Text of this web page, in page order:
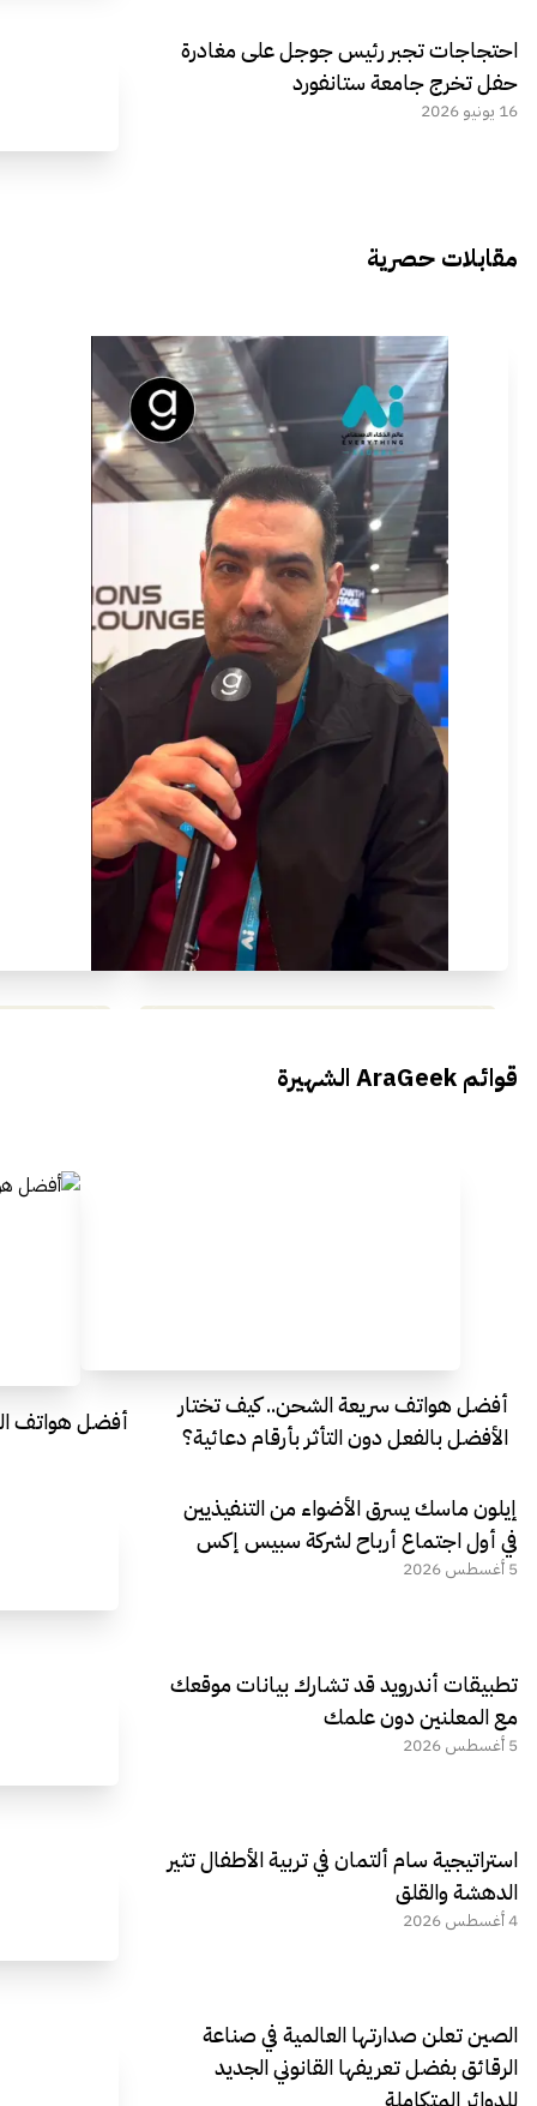
احتجاجات تجبر رئيس جوجل على مغادرة
حفل تخرج جامعة ستانفورد
16 يونيو 2026
مقابلات حصرية
Everything Egypt
قوائم AraGeek الشهيرة
أفضل هواتف سريعة الشحن.. كيف تختار
الأفضل بالفعل دون التأثر بأرقام دعائية؟
أفضل هواتف
إيلون ماسك يسرق الأضواء من التنفيذيين
في أول اجتماع أرباح لشركة سبيس إكس
5 أغسطس 2026
تطبيقات أندرويد قد تشارك بيانات موقعك
مع المعلنين دون علمك
5 أغسطس 2026
استراتيجية سام ألتمان في تربية الأطفال تثير
الدهشة والقلق
4 أغسطس 2026
الصين تعلن صدارتها العالمية في صناعة
الرقائق بفضل تعريفها القانوني الجديد